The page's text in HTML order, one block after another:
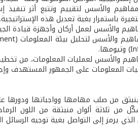
والأسس لتقييم وتتبع أثر تنفيذ
باستمرار بغية تعديل هذه الإستراتيجية.
والأسس لعمل أركان وأجهزة قيادة
والأسس لعمليات المعلومات، من
على الجمهور المستهدف
ينبثق من صلب مهامها وواجباتها
من ثلاثة ألوان منبثقة من اللون
يرمز إلى التواصل بغية توجيه